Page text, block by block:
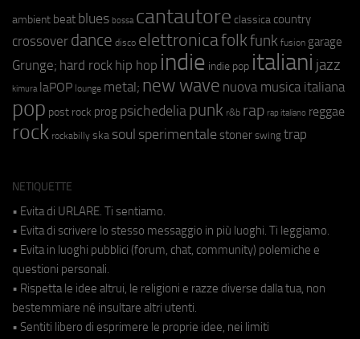
ambient beat blues bossa cantautore classica country
crossover dance disco elettronicafolkfunk fusion garage
Grunge; hard rock hip hop indie indie pop italiani jazz
kimura laPOP lounge metal; new wave nuova musica italiana
pop post rock prog psichedeliapunk r&b rap rap italiano reggae
rock rockabilly ska soul sperimentale stoner swing trap
NETIQUETTE
• Evita di URLARE. Ti sentiamo.
• Evita di scrivere lo stesso messaggio in più luoghi. Ti leggiamo.
• Evita in luoghi pubblici (forum, chat, community) polemiche e
questioni personali.
• Rispetta le idee altrui, le religioni e razze diverse dalla tua, non
bestemmiare né insultare altri utenti.
• Sentiti libero di esprimere le proprie idee, nei limiti